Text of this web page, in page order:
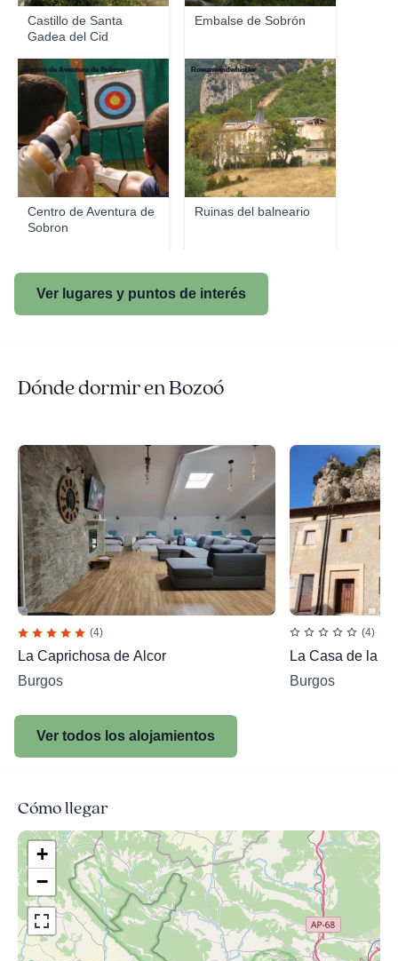
Castillo de Santa
Gadea del Cid
Embalse de Sobrón
Centro de Aventura de
Sobron
Centro de Aventura de Sobron
Ruinas del balneario
Rowanwindwhistler
Ver lugares y puntos de interés
Dónde dormir en Bozoó
(4)
La Caprichosa de Alcor
Burgos
(4)
La Casa de la
Burgos
Ver todos los alojamientos
Cómo llegar
+
−